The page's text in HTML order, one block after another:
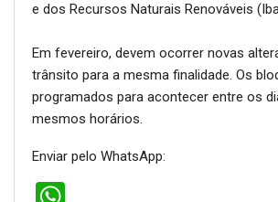
e dos Recursos Naturais Renováveis
Em fevereiro, devem ocorrer novas
trânsito para a mesma finalidade. Os
programados para acontecer entre os
mesmos horários.
Enviar pelo WhatsApp: